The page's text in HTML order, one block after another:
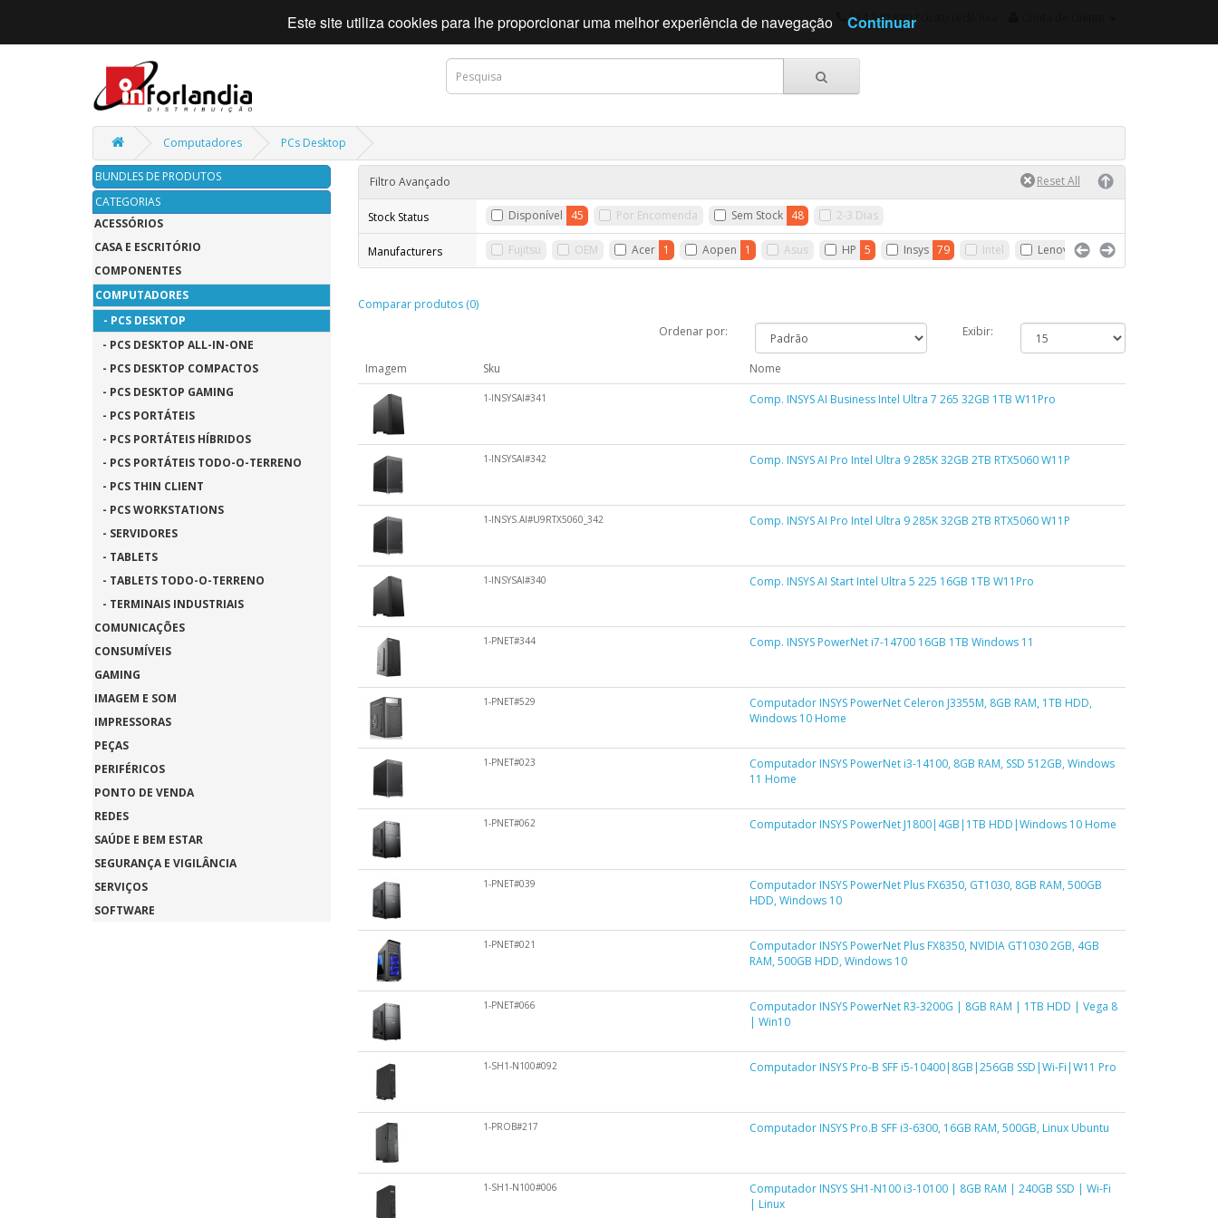
234 340 820 *custo rede fixa
Computadores PCs Desktop
BUNDLES DE PRODUTOS
CATEGORIAS
ACESSÓRIOS
CASA E ESCRITÓRIO
COMPONENTES
COMPUTADORES
- PCS DESKTOP
- PCS DESKTOP ALL-IN-ONE
- PCS DESKTOP COMPACTOS
- PCS DESKTOP GAMING
- PCS PORTÁTEIS
- PCS PORTÁTEIS HÍBRIDOS
- PCS PORTÁTEIS TODO-O-TERRENO
- PCS THIN CLIENT
- PCS WORKSTATIONS
- SERVIDORES
- TABLETS
- TABLETS TODO-O-TERRENO
- TERMINAIS INDUSTRIAIS
COMUNICAÇÕES
CONSUMÍVEIS
GAMING
IMAGEM E SOM
IMPRESSORAS
PEÇAS
PERIFÉRICOS
PONTO DE VENDA
REDES
SAÚDE E BEM ESTAR
SEGURANÇA E VIGILÂNCIA
SERVIÇOS
SOFTWARE
Filtro Avançado
Stock Status Disponível 45 Por Encomenda Sem Stock 48 2-3 Dias
Manufacturers Fujitsu OEM Acer 1 Aopen 1 Asus HP 5 Insys 79 Intel Lenovo 4
Comparar produtos (0)
Ordenar por:
Exibir:
Imagem Sku Nome
1-INSYSAI#341 Comp. INSYS AI Business Intel Ultra 7 265 32GB 1TB W11Pro
1-INSYSAI#342 Comp. INSYS AI Pro Intel Ultra 9 285K 32GB 2TB RTX5060 W11P
1-INSYS.AI#U9RTX5060_342 Comp. INSYS AI Pro Intel Ultra 9 285K 32GB 2TB RTX5060 W11P
1-INSYSAI#340 Comp. INSYS AI Start Intel Ultra 5 225 16GB 1TB W11Pro
1-PNET#344 Comp. INSYS PowerNet i7-14700 16GB 1TB Windows 11
1-PNET#529
Computador INSYS PowerNet Celeron J3355M, 8GB RAM, 1TB HDD,
Windows 10 Home
1-PNET#023
Computador INSYS PowerNet i3-14100, 8GB RAM, SSD 512GB, Windows
11 Home
1-PNET#062 Computador INSYS PowerNet J1800|4GB|1TB HDD|Windows 10 Home
1-PNET#039
Computador INSYS PowerNet Plus FX6350, GT1030, 8GB RAM, 500GB
HDD, Windows 10
1-PNET#021
Computador INSYS PowerNet Plus FX8350, NVIDIA GT1030 2GB, 4GB
RAM, 500GB HDD, Windows 10
1-PNET#066
Computador INSYS PowerNet R3-3200G | 8GB RAM | 1TB HDD | Vega 8
| Win10
1-SH1-N100#092 Computador INSYS Pro-B SFF i5-10400|8GB|256GB SSD|Wi-Fi|W11 Pro
1-PROB#217 Computador INSYS Pro.B SFF i3-6300, 16GB RAM, 500GB, Linux Ubuntu
1-SH1-N100#006
Computador INSYS SH1-N100 i3-10100 | 8GB RAM | 240GB SSD | Wi-Fi
| Linux
Este site utiliza cookies para lhe proporcionar uma melhor experiência de navegação Continuar